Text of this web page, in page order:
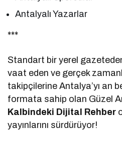
Antalyalı Yazarlar
***
Standart bir yerel
vaat eden ve gerçek
takipçilerine Antalya’yı an
formata sahip olan Güzel
Kalbindeki Dijital Rehber
yayınlarını sürdürüyor!